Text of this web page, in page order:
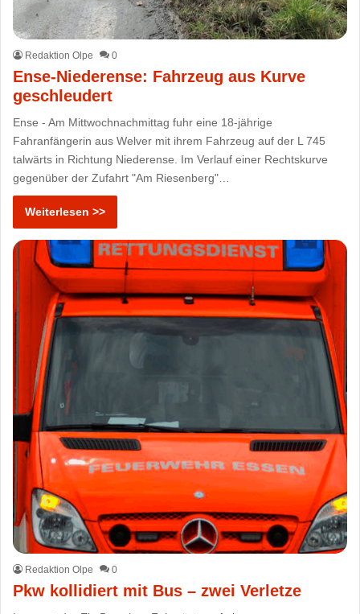
Redaktion Olpe 0
Ense-Niederense: Fahrzeug aus Kurve
geschleudert
Ense - Am Mittwochnachmittag fuhr eine 18-jährige
Fahranfängerin aus Welver mit ihrem Fahrzeug auf der L 745
talwärts in Richtung Niederense. Im Verlauf einer Rechtskurve
gegenüber der Zufahrt "Am Riesenberg"…
Weiterlesen >>
Redaktion Olpe 0
Pkw kollidiert mit Bus – zwei Verletze